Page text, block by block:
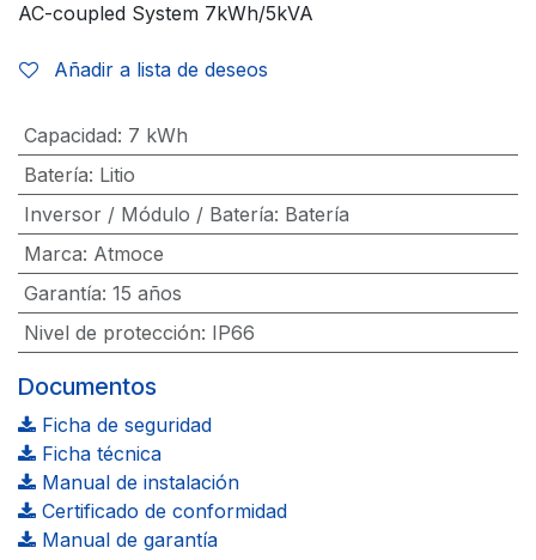
AC-coupled System 7kWh/5kVA
Añadir a lista de deseos
Capacidad: 7 kWh
Batería: Litio
Inversor / Módulo / Batería: Batería
Marca: Atmoce
Garantía: 15 años
Nivel de protección: IP66
Documentos
Ficha de seguridad
Ficha técnica
Manual de instalación
Certificado de conformidad
Manual de garantía